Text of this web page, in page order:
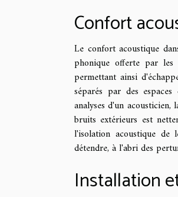
Confort
Le confort acoustique
phonique offerte par
permettant ainsi
séparés par des
analyses d'un
bruits extérieurs est
l'isolation acoustique
détendre, à l'abri des
Installation